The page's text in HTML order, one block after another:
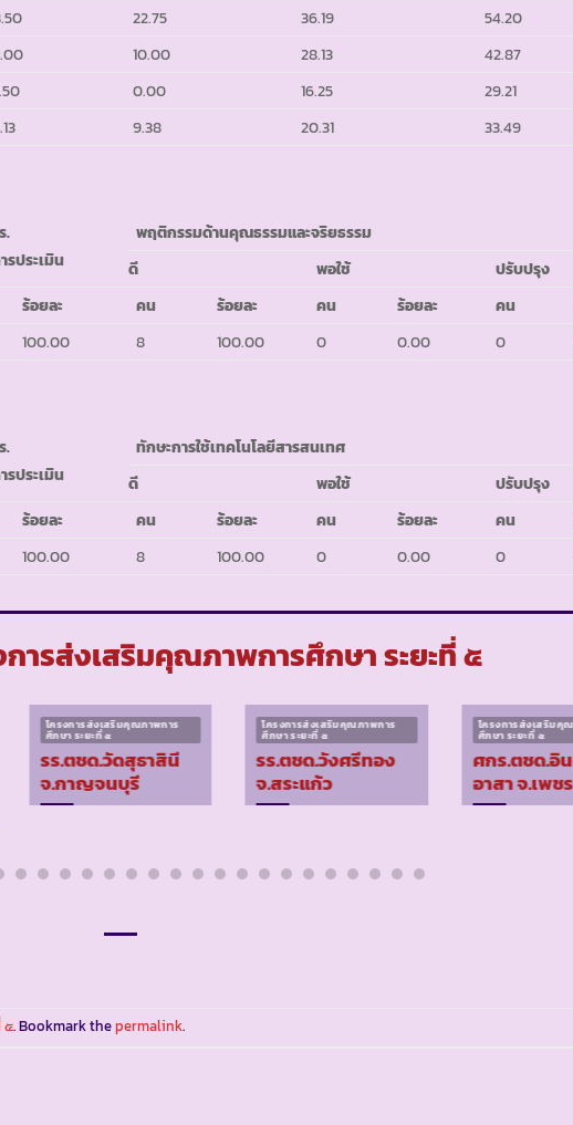
22.75 36.19
54.20
10.00 28.13
42.87
0.00 16.25
29.21
9.38 20.31 33.49
.
รประเมิน
พฤติกรรมด้านคุณธรรมและจริยธรรม
ดี
พอใช้
ปรับปรุง
ร้อยละ คน ร้อยละ คน ร้อยละ คน
100.00 8 100.00 0 0.00 0
.
รประเมิน
ทักษะการใช้เทคโนโลยีสารสนเทศ
ดี
พอใช้
ปรับปรุง
ร้อยละ คน ร้อยละ คน ร้อยละ คน
100.00 8 100.00 0 0.00 0
การส่งเสริมคุณภาพการศึกษา ระยะที่ ๕
โครงการส่งเสริมคุณภาพการ
ศึกษา ระยะที่ ๕
รร.ตชด.วัดสุธาสินี
จ.กาญจนบุรี
โครงการส่งเสริมคุณภาพการ
ศึกษา ระยะที่ ๕
รร.ตชด.วังศรีทอง
จ.สระแก้ว
โครงการส่งเสริมคุ
ศึกษา ระยะที่ ๕
ศกร.ตชด.อิ
อาสา จ.เพช
๕. Bookmark thepermalink.